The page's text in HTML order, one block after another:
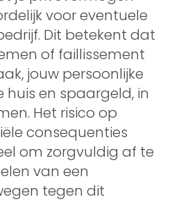
voor eventuele
Dit betekent dat
of faillissement
jouw persoonlijke
huis en spaargeld, in
Het risico op
consequenties
om zorgvuldig af te
van een
tegen dit